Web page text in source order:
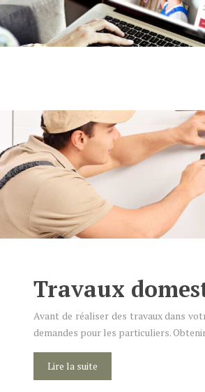
Travaux
Avant de réaliser des travaux dans
demandes pour les particuliers.
Lire la suite